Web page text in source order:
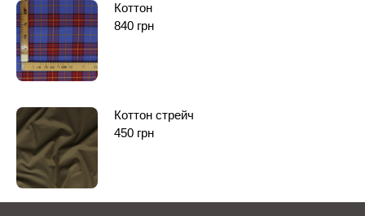
Коттон
840 грн
Коттон стрейч
450 грн